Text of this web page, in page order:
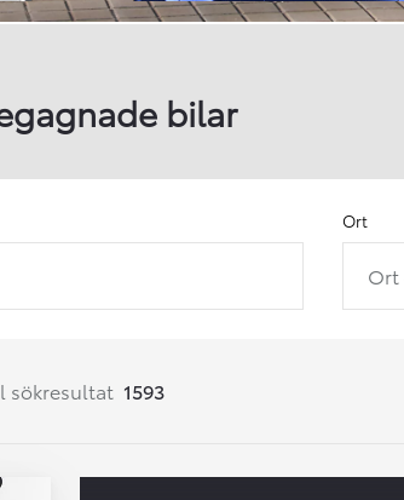
Corolla
HYBRID
bilar
Ort
Ort
sökresultat 1593